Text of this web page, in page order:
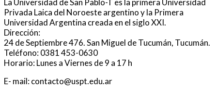
La Universidad de San Pablo-T es la primera Universidad
Privada Laica del Noroeste argentino y la Primera
Universidad Argentina creada en el siglo XXI.
Dirección:
24 de Septiembre 476. San Miguel de Tucumán, Tucumán.
Teléfono: 0381 453-0630
Horario: Lunes a Viernes de 9 a 17 h
E- mail: contacto@uspt.edu.ar